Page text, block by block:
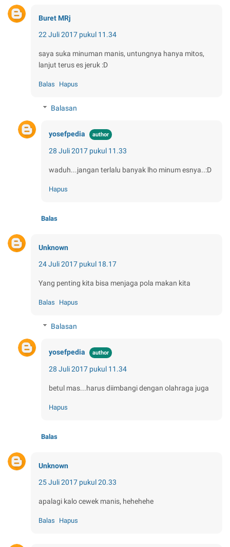
Buret MRj
22 Juli 2017 pukul 11.34
saya suka minuman manis, untungnya hanya mitos,
lanjut terus es jeruk :D
Balas Hapus
Balasan
yosefpedia
28 Juli 2017 pukul 11.33
waduh...jangan terlalu banyak lho minum esnya..:D
Hapus
Balas
Unknown
24 Juli 2017 pukul 18.17
Yang penting kita bisa menjaga pola makan kita
Balas Hapus
Balasan
yosefpedia
28 Juli 2017 pukul 11.34
betul mas...harus diimbangi dengan olahraga juga
Hapus
Balas
Unknown
25 Juli 2017 pukul 20.33
apalagi kalo cewek manis, hehehehe
Balas Hapus